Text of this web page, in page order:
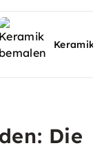
Keramik
Die